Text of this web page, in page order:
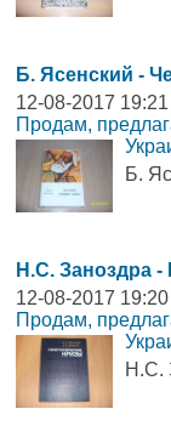
Б. Ясенский -
12-08-2017 19:21
Продам,
Б.
Н.С. Заноздра -
12-08-2017 19:20
Продам,
Н.С.